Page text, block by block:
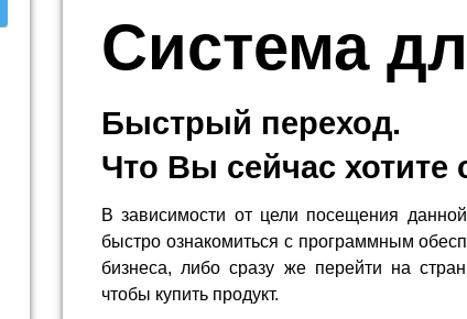
Система
Быстрый переход.
Что Вы сейчас хотите
В зависимости от цели посещения
быстро ознакомиться с программным
бизнеса, либо сразу же перейти на
чтобы купить продукт.